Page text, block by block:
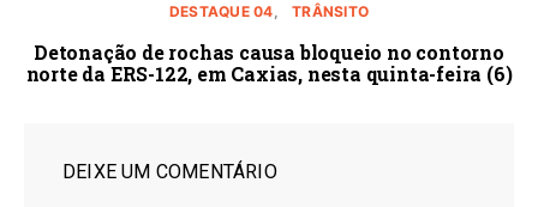
DESTAQUE 04 TRÂNSITO
Detonação de rochas causa bloqueio no contorno
norte da ERS-122, em Caxias, nesta quinta-feira (6)
DEIXE UM COMENTÁRIO